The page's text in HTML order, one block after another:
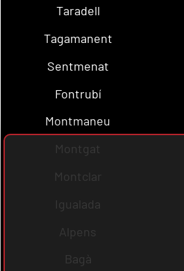
Taradell
Tagamanent
Sentmenat
Fontrubí
Montmaneu
Montgat
Montclar
Igualada
Alpens
Bagà